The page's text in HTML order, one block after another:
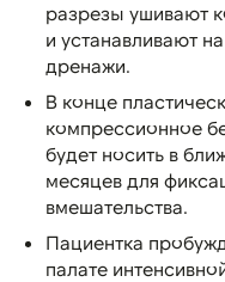
разрезы ушивают
и устанавливают
дренажи.
В конце
компрессионное
будет носить в
месяцев для
вмешательства.
Пациентка
палате